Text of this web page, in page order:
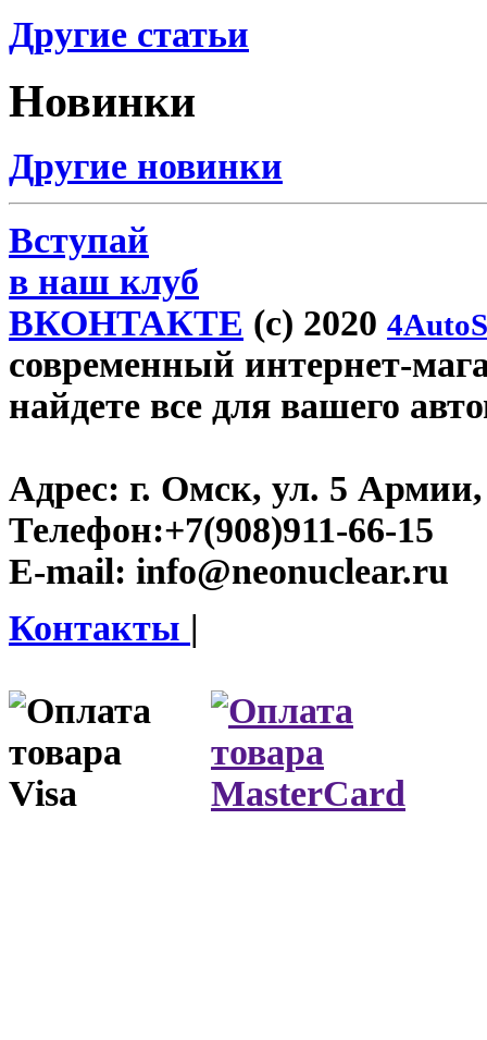
Другие статьи
Новинки
Другие новинки
Вступай
в наш клуб
ВКОНТАКТЕ (c) 2020
современный интернет-
найдете все для вашего
Адрес: г. Омск, ул. 5 Армии,
Телефон:+7(908)911-66-15
E-mail: info@neonuclear.ru
Контакты |